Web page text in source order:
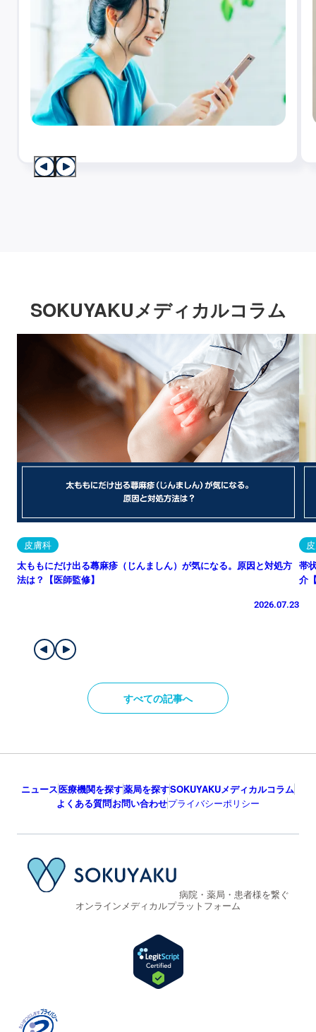
SOKUYAKUメディカルコラム
皮膚科
太ももにだけ出る蕁麻疹（じんましん）が気になる。原因と対処方
法は？【医師監修】
2026.07.23
帯
介
すべての記事へ
ニュース医療機関を探す薬局を探すSOKUYAKUメディカルコラム
よくある質問お問い合わせプライバシーポリシー
病院・薬局・患者様を繋ぐ
オンラインメディカルプラットフォーム